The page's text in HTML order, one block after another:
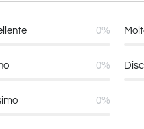
0%
0%
0%